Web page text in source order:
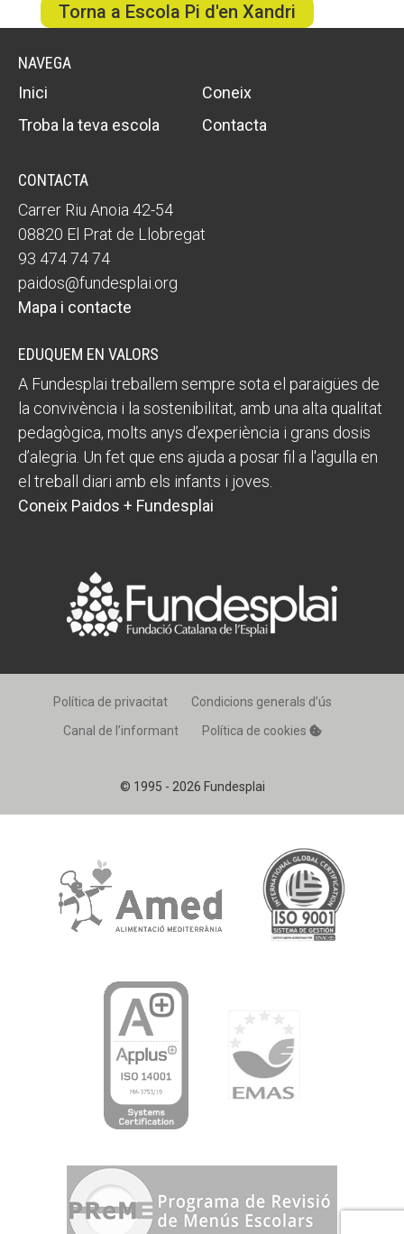
Torna a Escola Pi d'en Xandri
NAVEGA
Inici
Coneix
Troba la teva escola
Contacta
CONTACTA
Carrer Riu Anoia 42-54
08820 El Prat de Llobregat
93 474 74 74
paidos@fundesplai.org
Mapa i contacte
EDUQUEM EN VALORS
A Fundesplai treballem sempre sota el paraigües de
la convivència i la sostenibilitat, amb una alta qualitat
pedagògica, molts anys d’experiència i grans dosis
d’alegria. Un fet que ens ajuda a posar fil a l'agulla en
el treball diari amb els infants i joves.
Coneix Paidos + Fundesplai
© 1995 - 2026 Fundesplai
Política de privacitat
Condicions generals d’ús
Canal de l’informant
Política de cookies
Diari de la Fundació
Fundesplai als mitjans
Xarxes socials
COL·LABORA
Fes voluntariat
Fes un donatiu
Treballa amb nosaltres